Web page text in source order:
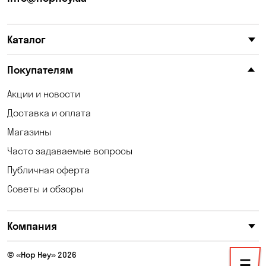
Клинцы
Корсунцы
Коцюбинское
Кривой Рог
Кропивницкий
Каталог
Покупателям
Акции и новости
Доставка и оплата
Магазины
Часто задаваемые вопросы
Публичная оферта
Советы и обзоры
Компания
© «Hop Hey» 2026